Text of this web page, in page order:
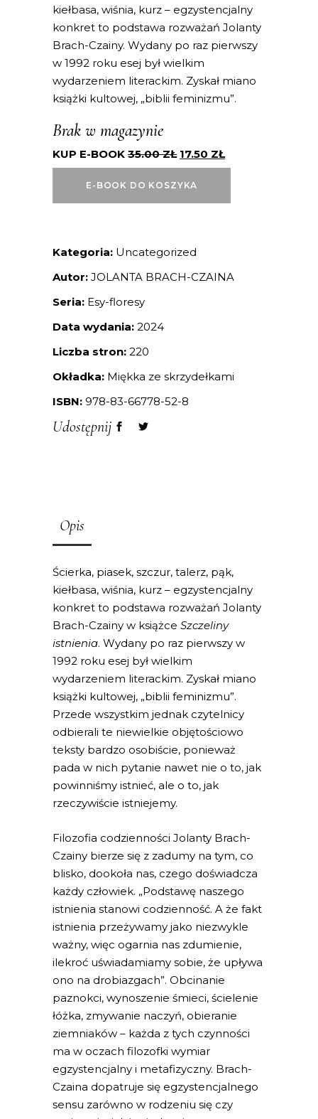
kiełbasa, wiśnia, kurz – egzystencjalny
konkret to podstawa rozważań Jolanty
Brach-Czainy. Wydany po raz pierwszy
w 1992 roku esej był wielkim
wydarzeniem literackim. Zyskał miano
książki kultowej, „biblii feminizmu”.
Brak w magazynie
KUP E-BOOK 35.00ZŁ 17.50 ZŁ
E-BOOK DO KOSZYKA
Kategoria: Uncategorized
Autor: JOLANTA BRACH-CZAINA
Seria: Esy-floresy
Data wydania: 2024
Liczba stron: 220
Okładka: Miękka ze skrzydełkami
ISBN: 978-83-66778-52-8
Udostępnij
Opis
Ścierka, piasek, szczur, talerz, pąk,
kiełbasa, wiśnia, kurz – egzystencjalny
konkret to podstawa rozważań Jolanty
Brach-Czainy w książce Szczeliny
istnienia. Wydany po raz pierwszy w
1992 roku esej był wielkim
wydarzeniem literackim. Zyskał miano
książki kultowej, „biblii feminizmu”.
Przede wszystkim jednak czytelnicy
odbierali te niewielkie objętościowo
teksty bardzo osobiście, ponieważ
pada w nich pytanie nawet nie o to, jak
powinniśmy istnieć, ale o to, jak
rzeczywiście istniejemy.
Filozofia codzienności Jolanty Brach-
Czainy bierze się z zadumy na tym, co
blisko, dookoła nas, czego doświadcza
każdy człowiek. „Podstawę naszego
istnienia stanowi codzienność. A że fakt
istnienia przeżywamy jako niezwykle
ważny, więc ogarnia nas zdumienie,
ilekroć uświadamiamy sobie, że upływa
ono na drobiazgach”. Obcinanie
paznokci, wynoszenie śmieci, ścielenie
łóżka, zmywanie naczyń, obieranie
ziemniaków – każda z tych czynności
ma w oczach filozofki wymiar
egzystencjalny i metafizyczny. Brach-
Czaina dopatruje się egzystencjalnego
sensu zarówno w rodzeniu się czy